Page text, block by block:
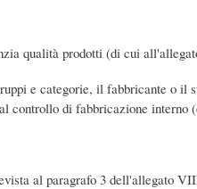
qualità prodotti (di cui
e categorie, il fabbricante o il
controllo di fabbricazione
al paragrafo 3 dell'allegato